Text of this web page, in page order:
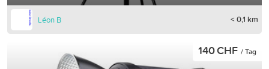
Léon B < 0,1 km
140 CHF / Tag